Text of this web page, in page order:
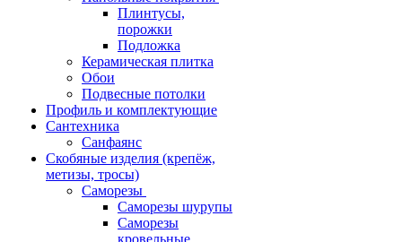
Плинтусы,
порожки
Подложка
Керамическая плитка
Обои
Подвесные потолки
Профиль и комплектующие
Сантехника
Санфаянс
Скобяные изделия (крепёж,
метизы, тросы)
Саморезы
Саморезы шурупы
Саморезы
кровельные